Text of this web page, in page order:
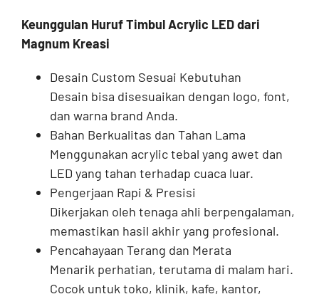
Keunggulan Huruf Timbul Acrylic LED dari
Magnum Kreasi
Desain Custom Sesuai Kebutuhan
Desain bisa disesuaikan dengan logo, font,
dan warna brand Anda.
Bahan Berkualitas dan Tahan Lama
Menggunakan acrylic tebal yang awet dan
LED yang tahan terhadap cuaca luar.
Pengerjaan Rapi & Presisi
Dikerjakan oleh tenaga ahli berpengalaman,
memastikan hasil akhir yang profesional.
Pencahayaan Terang dan Merata
Menarik perhatian, terutama di malam hari.
Cocok untuk toko, klinik, kafe, kantor,